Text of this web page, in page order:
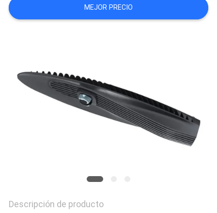
PIDA
UNA
MAPA
DEL
MEJOR PRECIO
Descripción de producto